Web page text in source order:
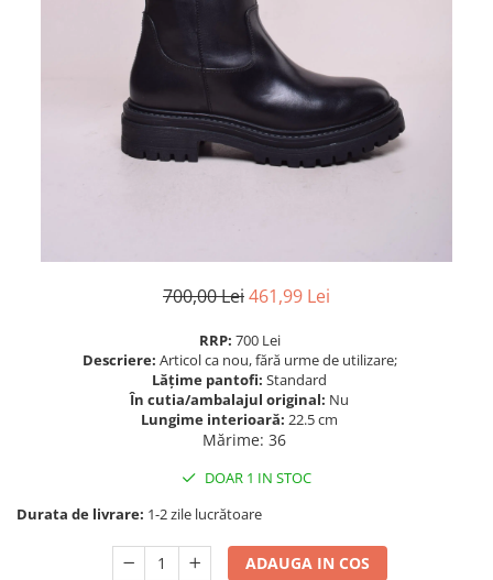
700,00 Lei461,99 Lei
RRP: 700 Lei
Descriere: Articol ca nou, fără urme de utilizare;
Lățime pantofi: Standard
În cutia/ambalajul original: Nu
Lungime interioară: 22.5 cm
Mărime: 36
DOAR 1 IN STOC
Durata de livrare: 1-2 zile lucrătoare
ADAUGA IN COS